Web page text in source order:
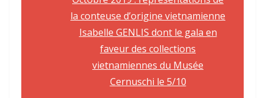
la conteuse d’origine vietnamienne
Isabelle GENLIS dont le gala en
faveur des collections
vietnamiennes du Musée
Cernuschi le 5/10